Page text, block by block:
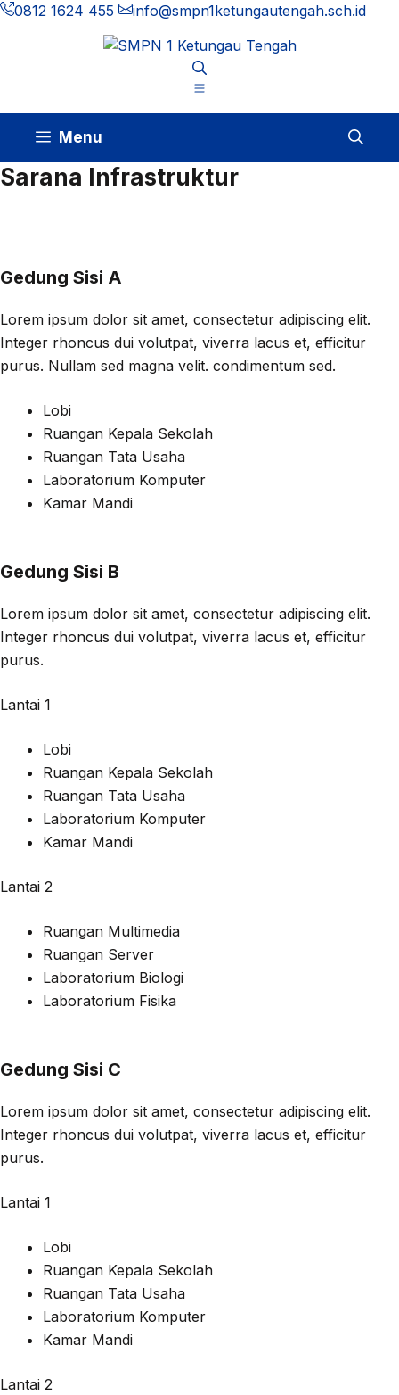
Langsung
0812 1624 455 info@smpn1ketungautengah.sch.id
Menu
Sarana Infrastruktur
Gedung Sisi A
Lorem ipsum dolor sit amet, consectetur adipiscing elit.
Integer rhoncus dui volutpat, viverra lacus et, efficitur
purus. Nullam sed magna velit. condimentum sed.
Lobi
Ruangan Kepala Sekolah
Ruangan Tata Usaha
Laboratorium Komputer
Kamar Mandi
Gedung Sisi B
Lorem ipsum dolor sit amet, consectetur adipiscing elit.
Integer rhoncus dui volutpat, viverra lacus et, efficitur
purus.
Lantai 1
Lobi
Ruangan Kepala Sekolah
Ruangan Tata Usaha
Laboratorium Komputer
Kamar Mandi
Lantai 2
Ruangan Multimedia
Ruangan Server
Laboratorium Biologi
Laboratorium Fisika
Gedung Sisi C
Lorem ipsum dolor sit amet, consectetur adipiscing elit.
Integer rhoncus dui volutpat, viverra lacus et, efficitur
purus.
Lantai 1
Lobi
Ruangan Kepala Sekolah
Ruangan Tata Usaha
Laboratorium Komputer
Kamar Mandi
Lantai 2